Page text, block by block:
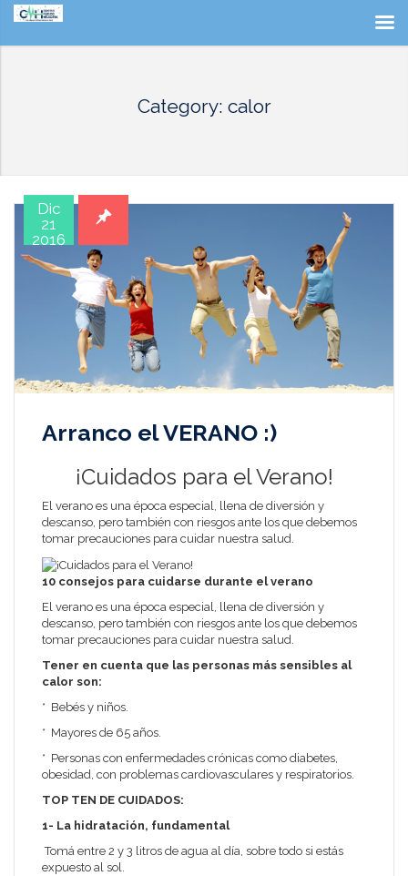
Category: calor
Dic
21
2016
Arranco el VERANO :)
¡Cuidados para el Verano!
El verano es una época especial, llena de diversión y
descanso, pero también con riesgos ante los que debemos
tomar precauciones para cuidar nuestra salud.
10 consejos para cuidarse durante el verano
El verano es una época especial, llena de diversión y
descanso, pero también con riesgos ante los que debemos
tomar precauciones para cuidar nuestra salud.
Tener en cuenta que las personas más sensibles al
calor son:
* Bebés y niños.
* Mayores de 65 años.
* Personas con enfermedades crónicas como diabetes,
obesidad, con problemas cardiovasculares y respiratorios.
TOP TEN DE CUIDADOS:
1- La hidratación, fundamental
Tomá entre 2 y 3 litros de agua al día, sobre todo si estás
expuesto al sol.